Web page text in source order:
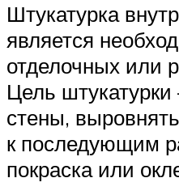
Штукатурка
является
отделочных или
Цель
стены,
к последующим
покраска или